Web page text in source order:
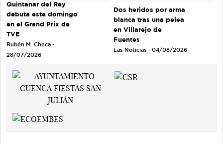
Quintanar del Rey
debuta este domingo
en el Grand Prix de
TVE
Rubén M. Checa -
28/07/2026
Dos heridos por arma
blanca tras una pelea
en Villarejo de
Fuentes
Las Noticias - 04/08/2026